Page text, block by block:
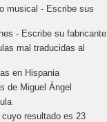
musical - Escribe sus
- Escribe su fabricante
mal traducidas al
en Hispania
de Miguel Ángel
resultado es 23